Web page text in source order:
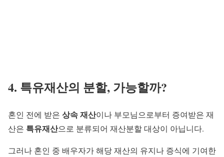
4. 특유재산의 분할, 가능할까?
혼인 전에 받은 상속 재산이나 부모님으로부터 증여받은 재
산은 특유재산으로 분류되어 재산분할 대상이 아닙니다.
그러나 혼인 중 배우자가 해당 재산의 유지나 증식에 기여한